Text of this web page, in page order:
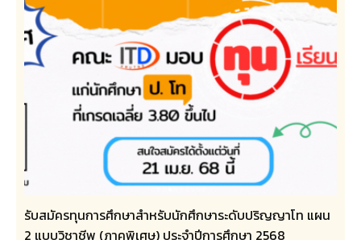
รับสมัครทุนการศึกษาสำหรับนักศึกษาระดับปริญญาโท แผน
2 แบบวิชาชีพ (ภาคพิเศษ) ประจำปีการศึกษา 2568